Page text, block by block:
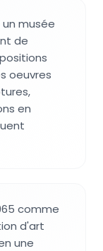
musée
de
oeuvres
en
comme
d'art
une